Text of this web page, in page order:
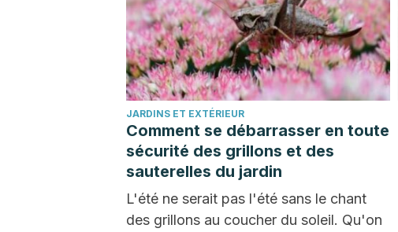
JARDINS ET EXTÉRIEUR
Comment se débarrasser en toute
sécurité des grillons et des
sauterelles du jardin
L'été ne serait pas l'été sans le chant
des grillons au coucher du soleil. Qu'on